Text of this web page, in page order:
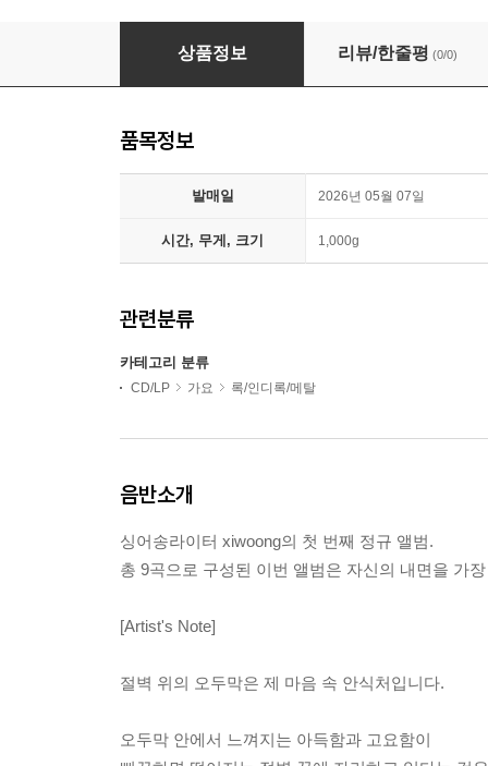
시웅 (xiwoong) - 1집 : Cabin on a Cliff
상품정보 리뷰/한줄평 (0/0)
품목정보
발매일 2026년 05월 07일
시간, 무게, 크기 1,000g
관련분류
카테고리 분류
CD/LP 가요 록/인디록/메탈
음반소개
싱어송라이터 xiwoong의 첫 번째 정규 앨범.
총 9곡으로 구성된 이번 앨범은 자신의 내면을 가
[Artist's Note]
절벽 위의 오두막은 제 마음 속 안식처입니다.
오두막 안에서 느껴지는 아득함과 고요함이